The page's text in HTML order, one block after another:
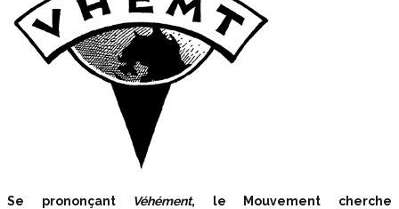
Se prononçant Véhément, le Mouvement cherche